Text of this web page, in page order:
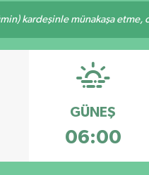
kardeşinle münakaşa etme,
GÜNEŞ
06:00